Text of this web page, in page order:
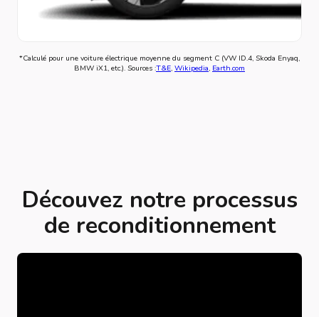
*Calculé pour une voiture électrique moyenne du segment C (VW ID.4, Skoda Enyaq,
BMW iX1, etc.). Sources :T&E, Wikipedia, Earth.com
Découvez notre processus
de reconditionnement